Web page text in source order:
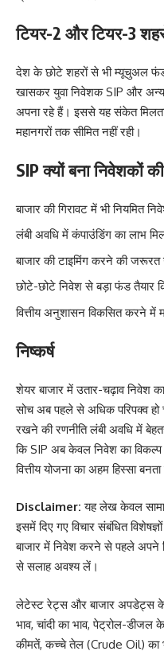
टियर-2 और टियर-3
देश के छोटे शहरों से भी म्यूचुअल
खासकर युवा निवेशक SIP और अन्य
अपना रहे हैं। इससे यह संकेत
महानगरों तक सीमित नहीं रही।
SIP क्यों बना निवेशकों
बाजार की गिरावट में भी नियमित
लंबी अवधि में कंपाउंडिंग का लाभ
बाजार की टाइमिंग करने की जरूरत
छोटे-छोटे निवेश से बड़ा फंड तैयार
वित्तीय अनुशासन विकसित करने में
निष्कर्ष
शेयर बाजार में उतार-चढ़ाव निवेश
सोच अब पहले से अधिक परिपक्व हो
रखने की रणनीति लंबी अवधि में
कि SIP अब केवल निवेश का विकल्प
वित्तीय योजना का अहम हिस्सा
Disclaimer: यह लेख केवल
इसमें दिए गए विचार संबंधित
बाजार में निवेश करने से पहले अपने
से सलाह अवश्य लें।
लेटेस्ट रेट्स और बाजार अपडेट्स
भाव,चांदी का भाव,पेट्रोल-डीजल
कीमतें,कच्चे तेल (Crude Oil) का